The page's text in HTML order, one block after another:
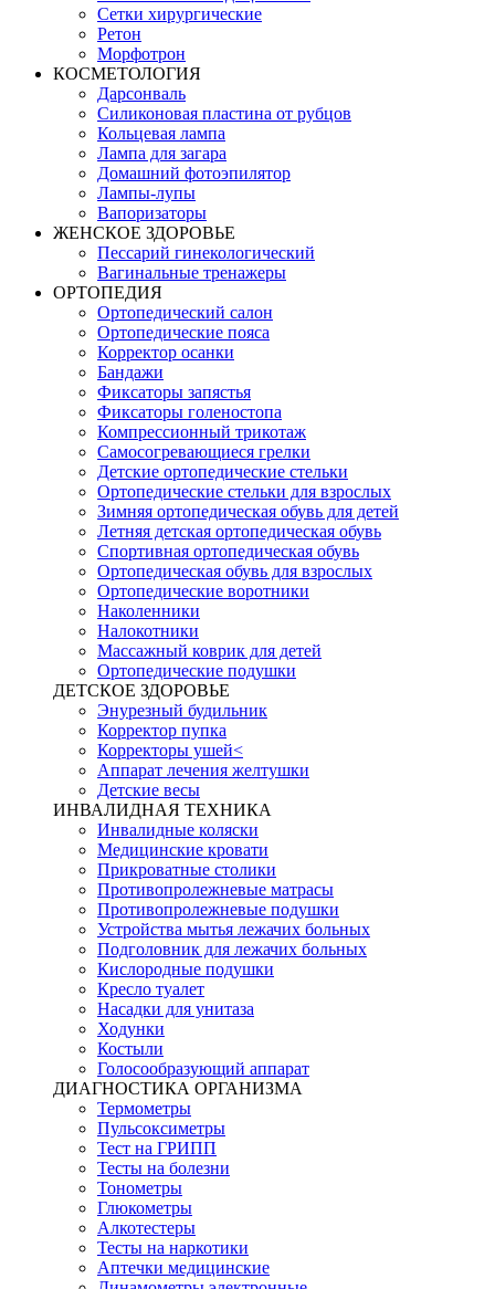
Сетки хирургические
Ретон
Морфотрон
КОСМЕТОЛОГИЯ
Дарсонваль
Силиконовая пластина от рубцов
Кольцевая лампа
Лампа для загара
Домашний фотоэпилятор
Лампы-лупы
Вапоризаторы
ЖЕНСКОЕ ЗДОРОВЬЕ
Пессарий гинекологический
Вагинальные тренажеры
ОРТОПЕДИЯ
Ортопедический салон
Ортопедические пояса
Корректор осанки
Бандажи
Фиксаторы запястья
Фиксаторы голеностопа
Компрессионный трикотаж
Самосогревающиеся грелки
Детские ортопедические стельки
Ортопедические стельки для взрослых
Зимняя ортопедическая обувь для детей
Летняя детская ортопедическая обувь
Спортивная ортопедическая обувь
Ортопедическая обувь для взрослых
Ортопедические воротники
Наколенники
Налокотники
Массажный коврик для детей
Ортопедические подушки
ДЕТСКОЕ ЗДОРОВЬЕ
Энурезный будильник
Корректор пупка
Корректоры ушей<
Аппарат лечения желтушки
Детские весы
ИНВАЛИДНАЯ ТЕХНИКА
Инвалидные коляски
Медицинские кровати
Прикроватные столики
Противопролежневые матрасы
Противопролежневые подушки
Устройства мытья лежачих больных
Подголовник для лежачих больных
Кислородные подушки
Кресло туалет
Насадки для унитаза
Ходунки
Костыли
Голосообразующий аппарат
ДИАГНОСТИКА ОРГАНИЗМА
Термометры
Пульсоксиметры
Тест на ГРИПП
Тесты на болезни
Тонометры
Глюкометры
Алкотестеры
Тесты на наркотики
Аптечки медицинские